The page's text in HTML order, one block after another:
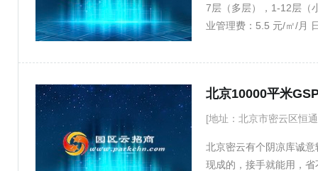
7层（多层），1-12层（
业管理费：5.5 元/㎡/月
率：35.25%
北京10000平米
[地址：北京市密云区恒
北京密云有个阴凉库诚
现成的，接手就能用，